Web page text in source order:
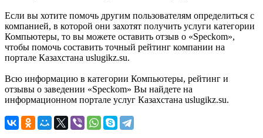
Если вы хотите помочь другим пользователям определиться с
компанией, в которой они захотят получить услуги категории
Компьютеры, то вы можете оставить отзыв о «Speckom»,
чтобы помочь составить точный рейтинг компании на
портале Казахстана uslugikz.su.
Всю информацию в категории Компьютеры, рейтинг и
отзывы о заведении «Speckom» Вы найдете на
информационном портале услуг Казахстана uslugikz.su.